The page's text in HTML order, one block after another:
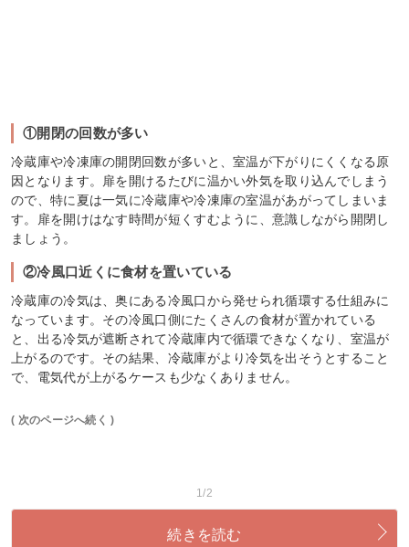
①開閉の回数が多い
冷蔵庫や冷凍庫の開閉回数が多いと、室温が下がりにくくなる原
因となります。扉を開けるたびに温かい外気を取り込んでしまう
ので、特に夏は一気に冷蔵庫や冷凍庫の室温があがってしまいま
す。扉を開けはなす時間が短くすむように、意識しながら開閉し
ましょう。
②冷風口近くに食材を置いている
冷蔵庫の冷気は、奥にある冷風口から発せられ循環する仕組みに
なっています。その冷風口側にたくさんの食材が置かれている
と、出る冷気が遮断されて冷蔵庫内で循環できなくなり、室温が
上がるのです。その結果、冷蔵庫がより冷気を出そうとすること
で、電気代が上がるケースも少なくありません。
( 次のページへ続く )
1/2
続きを読む